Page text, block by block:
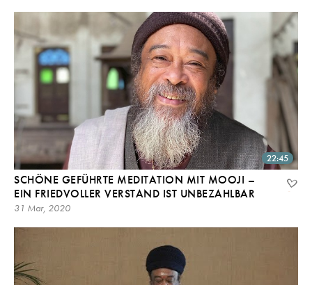
22:45
SCHÖNE GEFÜHRTE MEDITATION MIT MOOJI –
EIN FRIEDVOLLER VERSTAND IST UNBEZAHLBAR
31 Mar, 2020